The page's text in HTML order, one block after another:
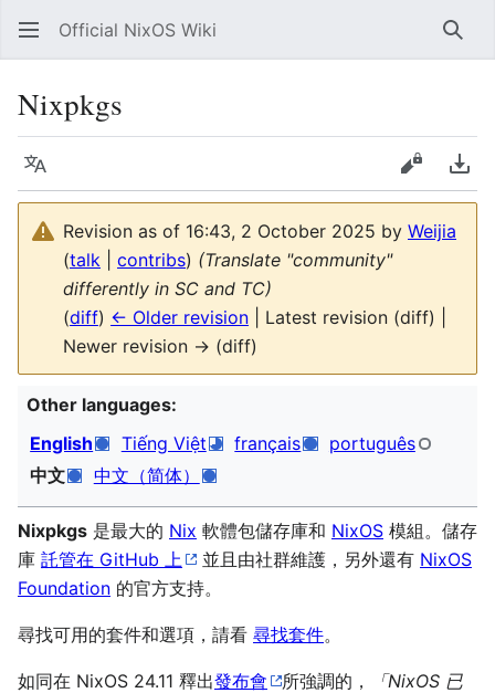
Official NixOS Wiki
Nixpkgs
Language View
Revision as of 16:43, 2 October 2025 by Weijia
(talk contribs) (Translate "community"
differently in SC and TC)
(diff) ← Older revision | Latest revision (diff) |
Newer revision → (diff)
Other languages:
English
Tiếng Việt français
português
中文
中文（简体）
Nixpkgs 是最大的 Nix 軟體包儲存庫和 NixOS 模組。儲存
庫 託管在 GitHub 上 並且由社群維護，另外還有 NixOS
Foundation 的官方支持。
尋找可用的套件和選項，請看 尋找套件。
如同在 NixOS 24.11 釋出發布會 所強調的，
「NixOS 已